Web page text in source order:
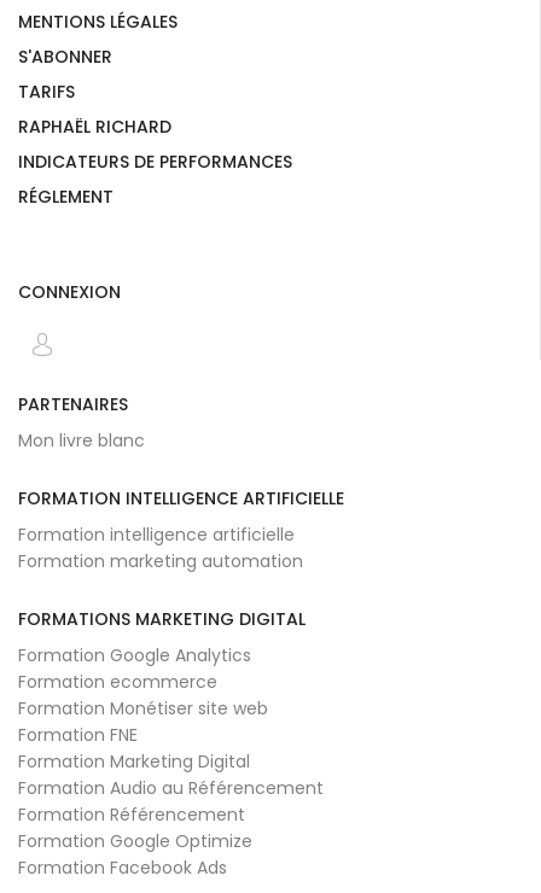
MENTIONS LÉGALES
S'ABONNER
TARIFS
RAPHAËL RICHARD
INDICATEURS DE PERFORMANCES
RÉGLEMENT
CONNEXION
PARTENAIRES
Mon livre blanc
FORMATION INTELLIGENCE ARTIFICIELLE
Formation intelligence artificielle
Formation marketing automation
FORMATIONS MARKETING DIGITAL
Formation Google Analytics
Formation ecommerce
Formation Monétiser site web
Formation FNE
Formation Marketing Digital
Formation Audio au Référencement
Formation Référencement
Formation Google Optimize
Formation Facebook Ads